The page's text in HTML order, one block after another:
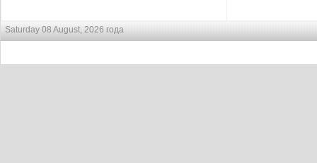
Saturday 08 August, 2026 года